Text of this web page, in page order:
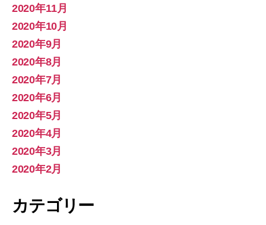
2020年11月
2020年10月
2020年9月
2020年8月
2020年7月
2020年6月
2020年5月
2020年4月
2020年3月
2020年2月
カテゴリー